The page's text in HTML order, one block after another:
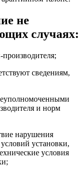
не
случаях:
сведениям,
и норм
нарушения
установки,
условия